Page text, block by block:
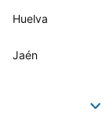
Huelva
Jaén